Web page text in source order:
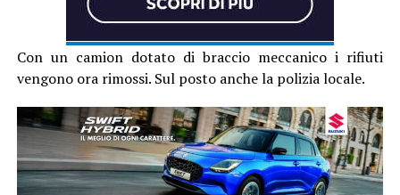
Con un camion dotato di braccio meccanico i rifiuti
vengono ora rimossi. Sul posto anche la polizia locale.